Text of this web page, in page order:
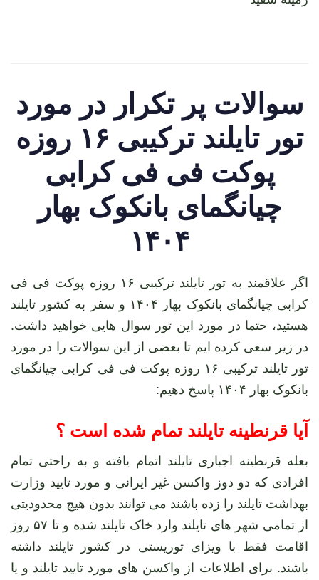
سوالات پر تکرار در مورد
تور تایلند ترکیبی ۱۶ روزه
پوکت فی فی کرابی
چیانگمای بانکوک بهار
۱۴۰۴
اگر علاقمند به تور تایلند ترکیبی ۱۶ روزه پوکت فی فی
کرابی چیانگمای بانکوک بهار ۱۴۰۴ و سفر به کشور تایلند
هستید، حتما در مورد این تور سوال هایی خواهید داشت.
در زیر سعی کرده ایم تا بعضی از این سوالات را در مورد
تور تایلند ترکیبی ۱۶ روزه پوکت فی فی کرابی چیانگمای
بانکوک بهار ۱۴۰۴ پاسخ دهیم:
آیا قرنطینه تایلند تمام شده است ؟
بعله قرنطینه اجباری تایلند اتمام یافته و به راحتی تمام
افرادی که دو دوز واکسن غیر ایرانی و مورد تایید وزارت
بهداشت تایلند را زده باشند می توانند بدون هیچ محدودیتی
از تمامی شهر های تایلند وارد خاک تایلند شده و تا ۵۷ روز
اقامت فقط با ویزای توریستی در کشور تایلند داشته
باشند. برای اطلاعات از واکسن های مورد تایید تایلند و یا